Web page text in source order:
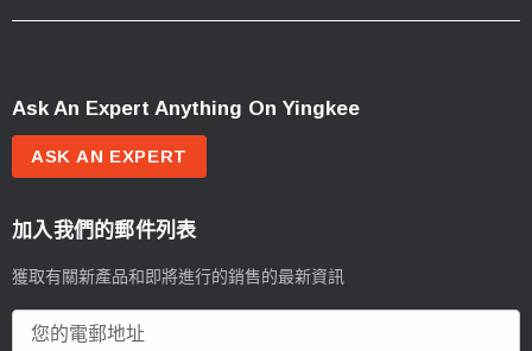
Ask An Expert Anything On Yingkee
ASK AN EXPERT
加入我們的郵件列表
獲取有關新產品和即將進行的銷售的最新資訊